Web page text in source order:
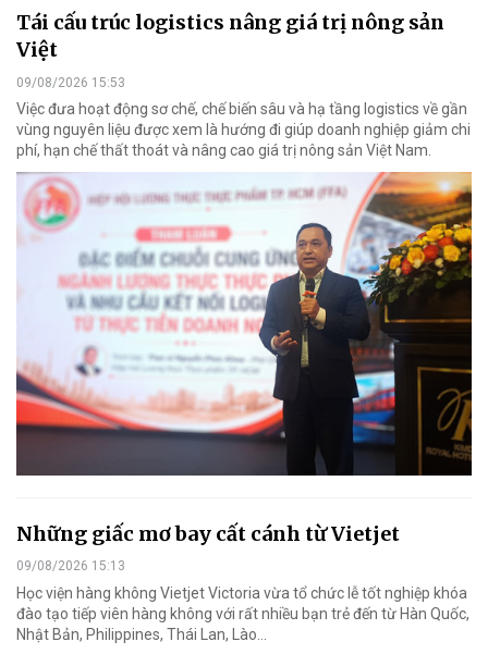
Tái cấu trúc logistics nâng giá trị nông sản
Việt
09/08/2026 15:53
Việc đưa hoạt động sơ chế, chế biến sâu và hạ tầng logistics về gần
vùng nguyên liệu được xem là hướng đi giúp doanh nghiệp giảm chi
phí, hạn chế thất thoát và nâng cao giá trị nông sản Việt Nam.
Những giấc mơ bay cất cánh từ Vietjet
09/08/2026 15:13
Học viện hàng không Vietjet Victoria vừa tổ chức lễ tốt nghiệp khóa
đào tạo tiếp viên hàng không với rất nhiều bạn trẻ đến từ Hàn Quốc,
Nhật Bản, Philippines, Thái Lan, Lào…